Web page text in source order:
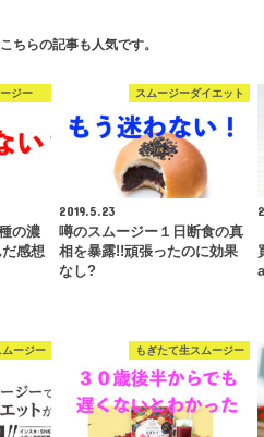
こちらの記事も人気です。
ジー
の濃
感想
スムージーダイエット
2019.5.23
噂のスムージー１日断食の真
相を暴露!!頑張ったのに効果
なし?
ージー もぎたて生スムージー